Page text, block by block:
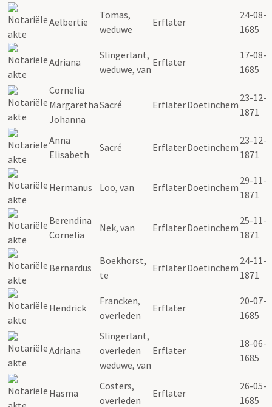
Aelbertie
Tomas,
weduwe
Erflater
24-08-
1685
Adriana
Slingerlant,
weduwe, van
Erflater
17-08-
1685
Cornelia
Margaretha
Johanna
Sacré ErflaterDoetinchem
23-12-
1871
Anna
Elisabeth
Sacré ErflaterDoetinchem
23-12-
1871
Hermanus Loo, van ErflaterDoetinchem
29-11-
1871
Berendina
Cornelia
Nek, van ErflaterDoetinchem
25-11-
1871
Bernardus
Boekhorst,
te
ErflaterDoetinchem
24-11-
1871
Hendrick
Francken,
overleden
Erflater
20-07-
1685
Adriana
Slingerlant,
overleden
weduwe, van
Erflater
18-06-
1685
Hasma
Costers,
overleden
Erflater
26-05-
1685